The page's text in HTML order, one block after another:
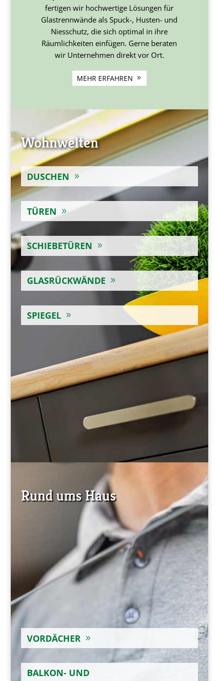
fertigen wir hochwertige Lösungen für
Glastrennwände als Spuck-, Husten- und
Niesschutz, die sich optimal in ihre
Räumlichkeiten einfügen. Gerne beraten
wir Unternehmen direkt vor Ort.
MEHR ERFAHREN
Wohnwelten
DUSCHEN
TÜREN
SCHIEBETÜREN
GLASRÜCKWÄNDE
SPIEGEL
Rund ums Haus
VORDÄCHER
BALKON- UND